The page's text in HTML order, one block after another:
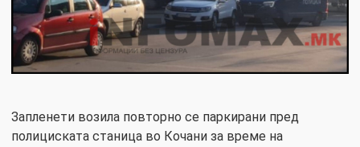
Запленети возила повторно се паркирани пред
полициската станица во Кочани за време на